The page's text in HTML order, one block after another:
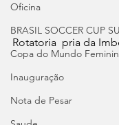
Oficina
BRASIL SOCCER CUP
Copa do Mundo
Inauguração
Nota de Pesar
Rotatoria  pria da